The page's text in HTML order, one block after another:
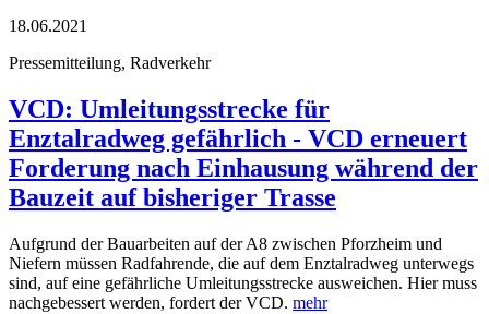
18.06.2021
Pressemitteilung, Radverkehr
VCD: Umleitungsstrecke für
Enztalradweg gefährlich - VCD erneuert
Forderung nach Einhausung während der
Bauzeit auf bisheriger Trasse
Aufgrund der Bauarbeiten auf der A8 zwischen Pforzheim und
Niefern müssen Radfahrende, die auf dem Enztalradweg unterwegs
sind, auf eine gefährliche Umleitungsstrecke ausweichen. Hier muss
nachgebessert werden, fordert der VCD. mehr